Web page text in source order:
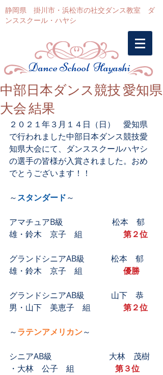
静岡県 掛川市・浜松市の社交ダンス教室 ダ
ンススクール・ハヤシ
Dance School Hayashi
中部日本ダンス競技 愛知県
大会 結果
２０２１年３月１４日（日）　愛知県
で行われました中部日本ダンス競技愛
知県大会にて、ダンススクールハヤシ
の選手の皆様が入賞されました。おめ
でとうございます！！
～スタンダード～
アマチュアB級　　　　　　松本　郁
雄・鈴木　京子　組 第２位
グランドシニアAB級　　　 松本　郁
雄・鈴木　京子　組 優勝
グランドシニアAB級　　　 山下　恭
男・山下　美恵子　組 第２位
～ラテンアメリカン～
シニアAB級　　　　　　　大林　茂樹
・大林　公子　組 第３位